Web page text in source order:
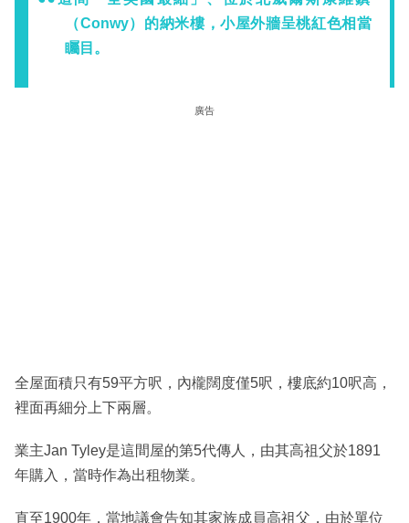
（Conwy）的納米樓，小屋外牆呈桃紅色相當
矚目。
廣告
全屋面積只有59平方呎，內櫳闊度僅5呎，樓底約10呎高，
裡面再細分上下兩層。
業主Jan Tyley是這間屋的第5代傳人，由其高祖父於1891
年購入，當時作為出租物業。
直至1900年，當地議會告知其家族成員高祖父，由於單位